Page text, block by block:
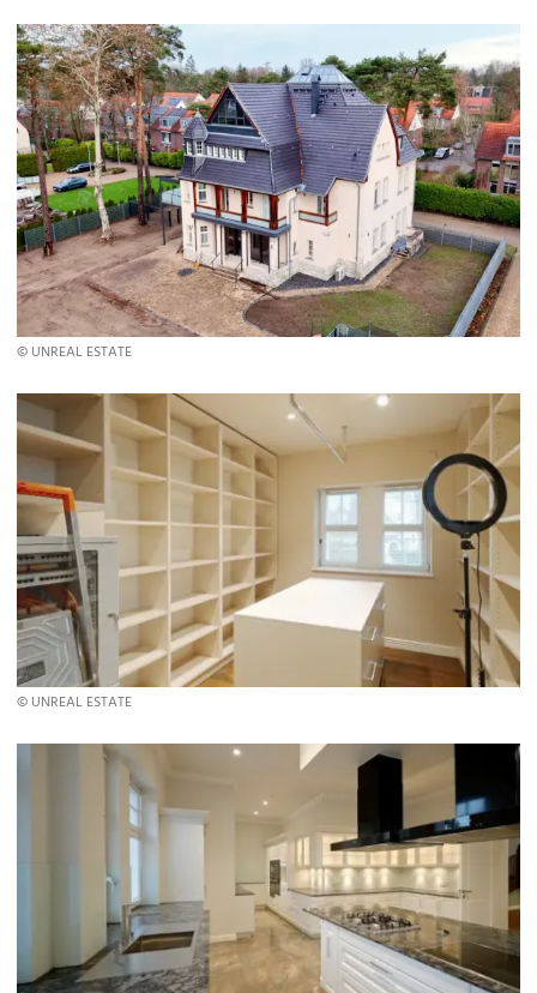
© UNREAL ESTATE
© UNREAL ESTATE